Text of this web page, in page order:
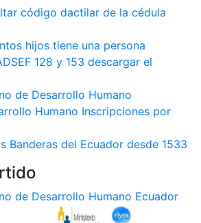
código dactilar de la cédula
hijos tiene una persona
128 y 153 descargar el
de Desarrollo Humano
Humano Inscripciones por
Banderas del Ecuador desde 1533
de Desarrollo Humano Ecuador